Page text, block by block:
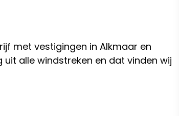
met vestigingen in Alkmaar en
alle windstreken en dat vinden wij